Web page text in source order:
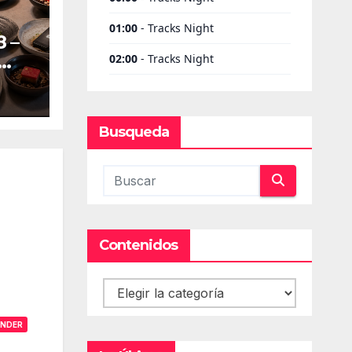
–
Busqueda
Contenidos
Contenidos